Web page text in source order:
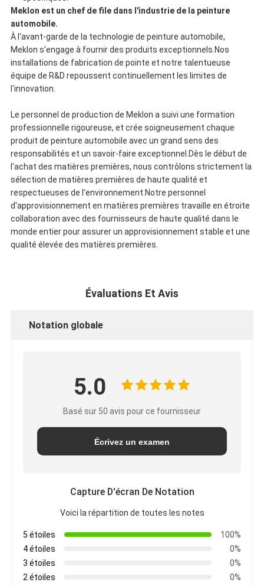
Meklon est un chef de file dans l'industrie de la peinture
automobile.
À l'avant-garde de la technologie de peinture automobile,
Meklon s'engage à fournir des produits exceptionnels.Nos
installations de fabrication de pointe et notre talentueuse
équipe de R&D repoussent continuellement les limites de
l'innovation.
Le personnel de production de Meklon a suivi une formation
professionnelle rigoureuse, et crée soigneusement chaque
produit de peinture automobile avec un grand sens des
responsabilités et un savoir-faire exceptionnel.Dès le début de
l'achat des matières premières, nous contrôlons strictement la
sélection de matières premières de haute qualité et
respectueuses de l'environnement.Notre personnel
d'approvisionnement en matières premières travaille en étroite
collaboration avec des fournisseurs de haute qualité dans le
monde entier pour assurer un approvisionnement stable et une
qualité élevée des matières premières.
Évaluations Et Avis
Notation globale
5.0
Basé sur 50 avis pour ce fournisseur
Écrivez un examen
Capture D'écran De Notation
Voici la répartition de toutes les notes
5 étoiles
100%
4 étoiles
0%
3 étoiles
0%
2 étoiles
0%